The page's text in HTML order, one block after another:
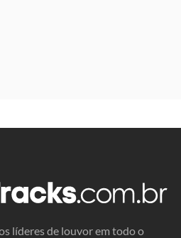
líderes de louvor em todo o